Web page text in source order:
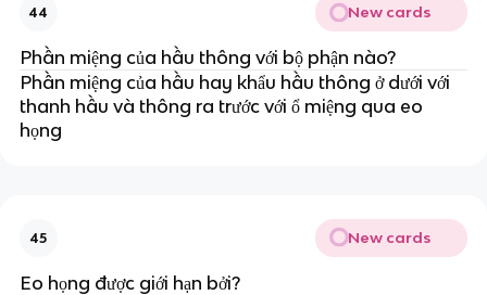
44 New cards
Phần miệng của hầu thông với bộ phận nào?
Phần miệng của hầu hay khẩu hầu thông ở dưới với
thanh hầu và thông ra trước với ổ miệng qua eo
họng
45 New cards
Eo họng được giới hạn bởi?